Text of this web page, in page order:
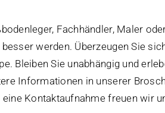
Fachhändler, Maler
werden. Überzeugen Sie
Bleiben Sie unabhängig und
Informationen in unserer
eine Kontaktaufnahme freuen wir